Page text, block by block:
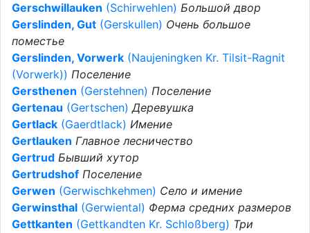
Gerschwillauken (Schirwehlen) Большой двор
Gerslinden, Gut (Gerskullen) Очень большое
поместье
Gerslinden, Vorwerk (Naujeningken Kr. Tilsit-Ragnit
(Vorwerk)) Поселение
Gersthenen (Gerstehnen) Поселение
Gertenau (Gertschen)Деревушка
Gertlack (Gaerdtlack) Имение
Gertlauken Главное лесничество
Gertrud Бывший хутор
Gertrudshof Поселение
Gerwen (Gerwischkehmen) Село и имение
Gerwinsthal (Gerwiental) Ферма средних размеров
Gettkanten (Gettkandten Kr. Schloßberg) Три